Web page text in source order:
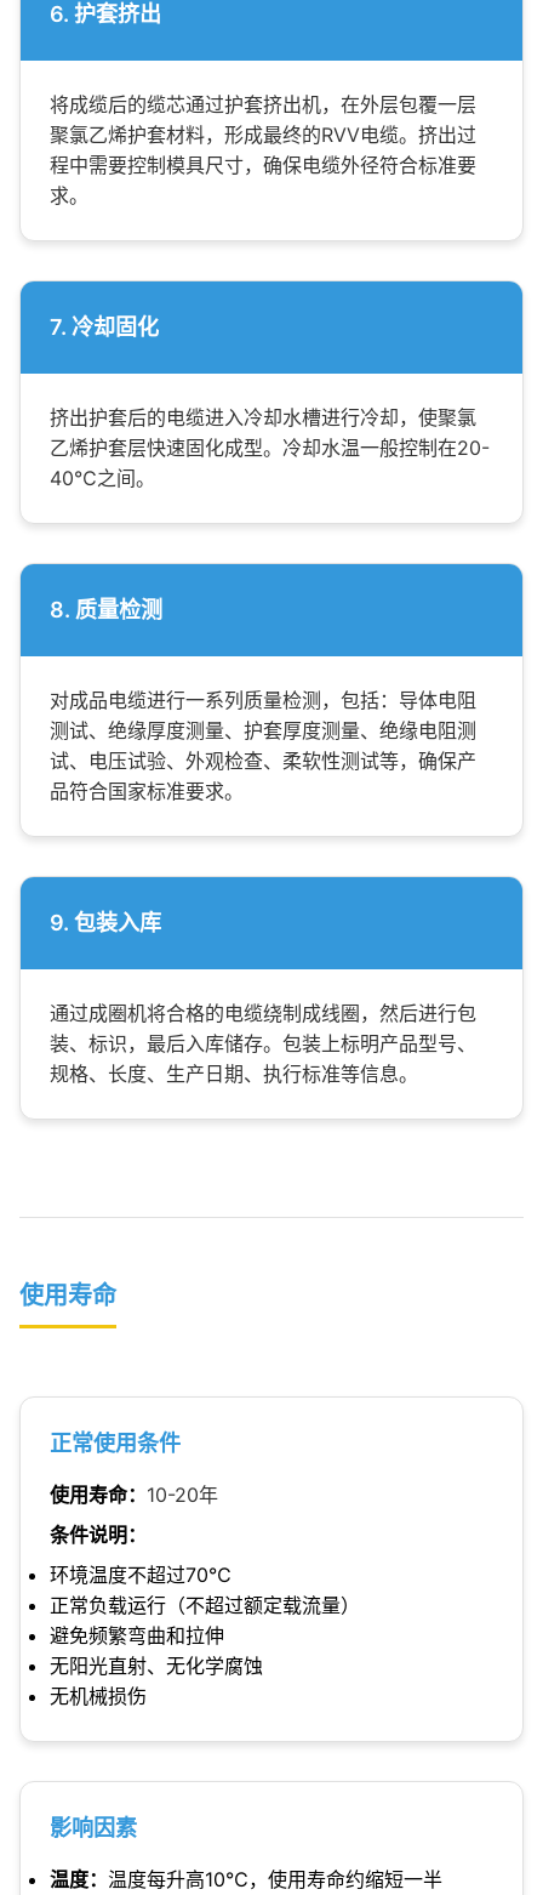
6. 护套挤出
将成缆后的缆芯通过护套挤出机，在外层包覆一层
聚氯乙烯护套材料，形成最终的RVV电缆。挤出过
程中需要控制模具尺寸，确保电缆外径符合标准要
求。
7. 冷却固化
挤出护套后的电缆进入冷却水槽进行冷却，使聚氯
乙烯护套层快速固化成型。冷却水温一般控制在20-
40℃之间。
8. 质量检测
对成品电缆进行一系列质量检测，包括：导体电阻
测试、绝缘厚度测量、护套厚度测量、绝缘电阻测
试、电压试验、外观检查、柔软性测试等，确保产
品符合国家标准要求。
9. 包装入库
通过成圈机将合格的电缆绕制成线圈，然后进行包
装、标识，最后入库储存。包装上标明产品型号、
规格、长度、生产日期、执行标准等信息。
使用寿命
正常使用条件
使用寿命： 10-20年
条件说明：
环境温度不超过70℃
正常负载运行（不超过额定载流量）
避免频繁弯曲和拉伸
无阳光直射、无化学腐蚀
无机械损伤
影响因素
温度： 温度每升高10℃，使用寿命约缩短一半